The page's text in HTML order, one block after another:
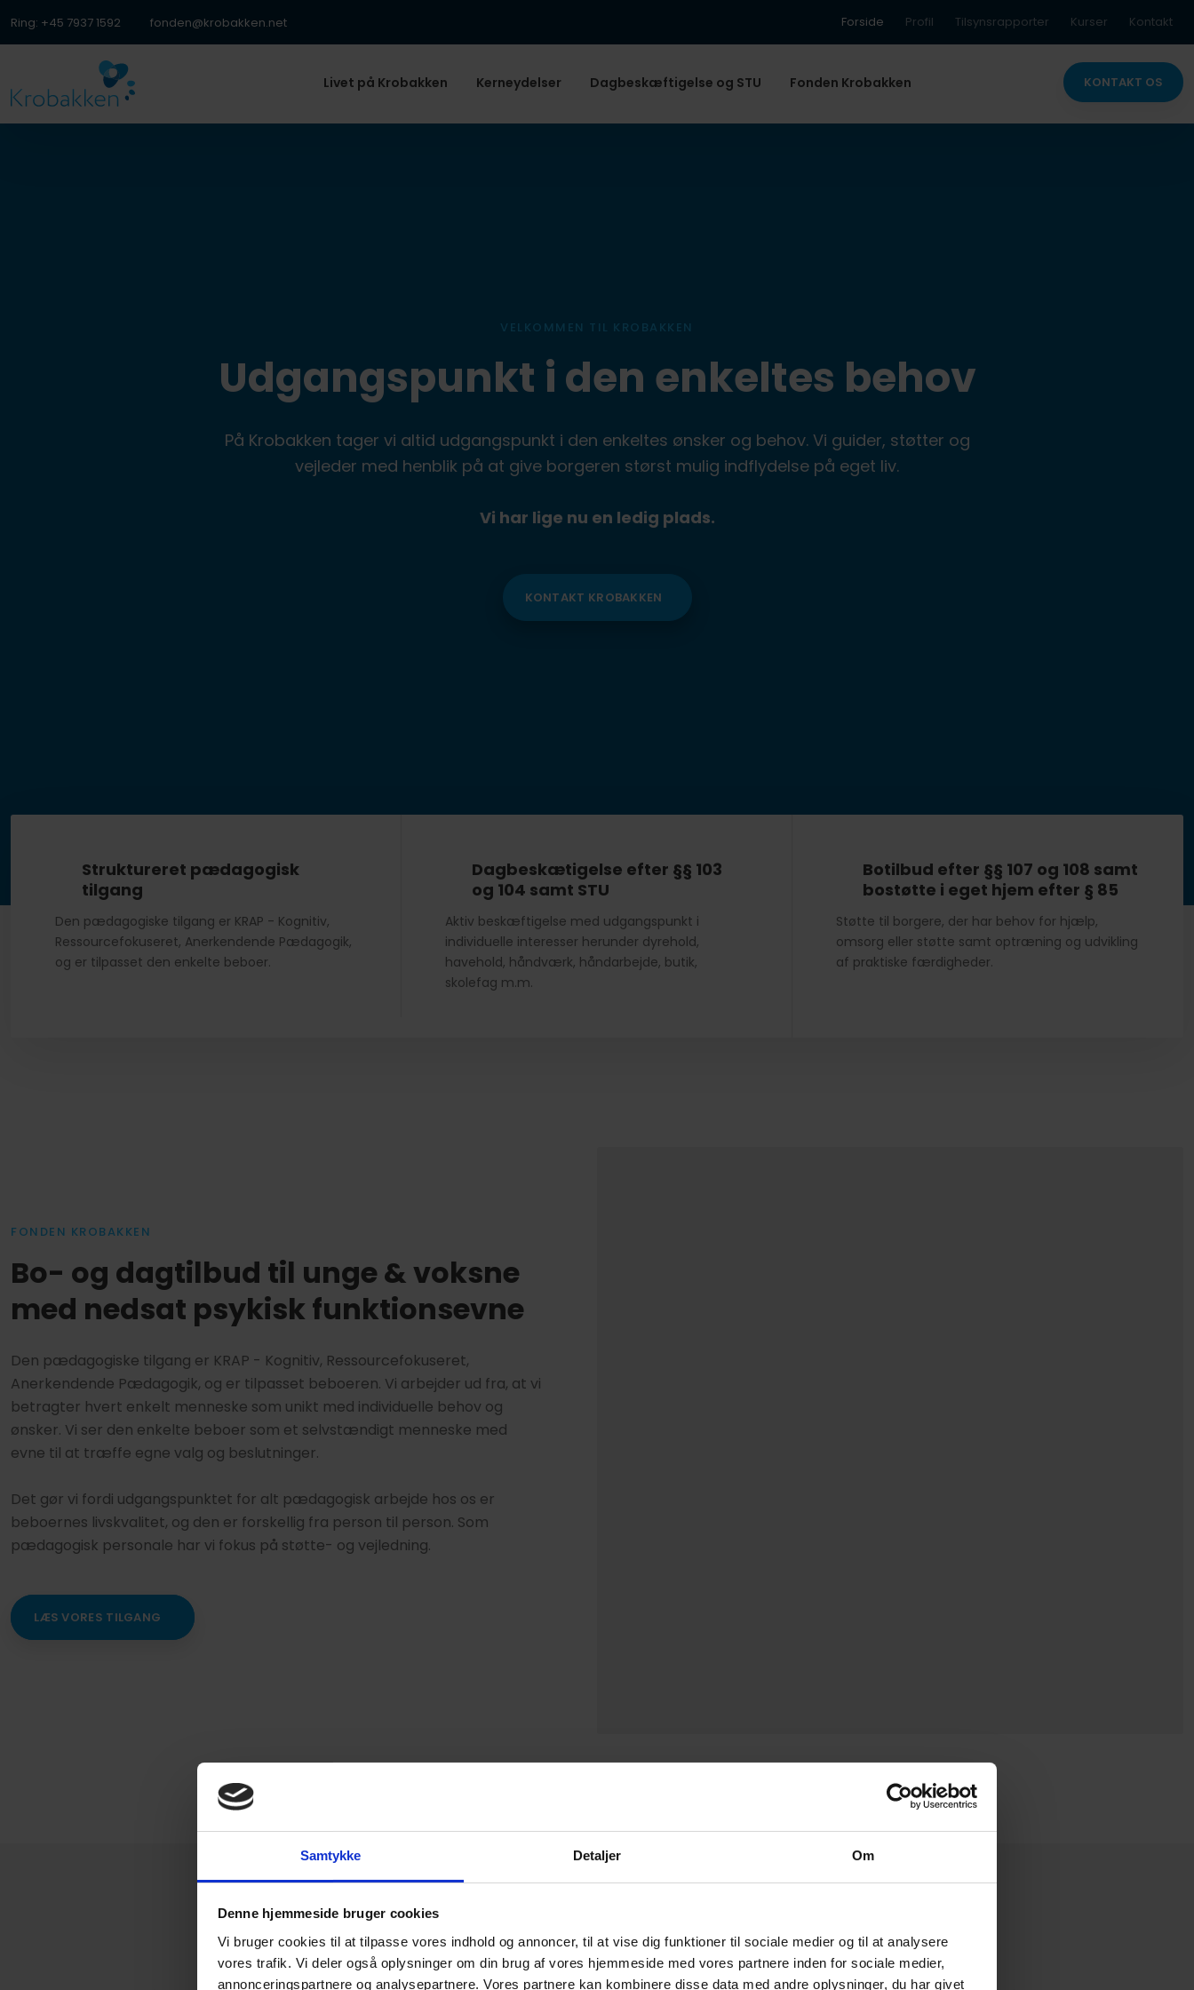
Samtykke Detaljer Om
Denne hjemmeside bruger cookies
Vi bruger cookies til at tilpasse vores indhold og annoncer, til at vise dig funktioner til sociale medier og til at analysere
vores trafik. Vi deler også oplysninger om din brug af vores hjemmeside med vores partnere inden for sociale medier,
annonceringspartnere og analysepartnere. Vores partnere kan kombinere disse data med andre oplysninger, du har givet
Ring: +45 7937 1592 fonden@krobakken.net Forside Profil Tilsynsrapporter Kurser Kontakt
Livet på Krobakken Kerneydelser Dagbeskæftigelse og STU Fonden Krobakken KONTAKT OS​
VELKOMMEN TIL KROBAKKEN
Udgangspunkt i den enkeltes behov
På Krobakken tager vi altid udgangspunkt i den enkeltes ønsker og behov. Vi guider, støtter og
vejleder med henblik på at give borgeren størst mulig indflydelse på eget liv.
Vi har lige nu en ledig plads.
KONTAKT KROBAKKEN
Struktureret pædagogisk
tilgang
Den pædagogiske tilgang er KRAP - Kognitiv,
Ressourcefokuseret, Anerkendende Pædagogik,
og er tilpasset den enkelte beboer.
Dagbeskætigelse efter §§ 103
og 104 samt STU
Aktiv beskæftigelse med udgangspunkt i
individuelle interesser herunder dyrehold,
havehold, håndværk, håndarbejde, butik,
skolefag m.m.
Botilbud efter §§ 107 og 108 samt
bostøtte i eget hjem efter § 85
​​Støtte til borgere, der har behov for hjælp,
omsorg eller støtte samt optræning og udvikling
af praktiske færdigheder.
FONDEN KROBAKKEN
Bo- og dagtilbud til unge & voksne
med nedsat psykisk funktionsevne
​Den pædagogiske tilgang er KRAP - Kognitiv, Ressourcefokuseret,
Anerkendende Pædagogik, og er tilpasset beboeren. Vi arbejder ud fra, at vi
betragter hvert enkelt menneske som unikt med individuelle behov og
ønsker. Vi ser den enkelte beboer som et selvstændigt menneske med
evne til at træffe egne valg og beslutninger.
Det gør vi fordi udgangspunktet for alt pædagogisk arbejde hos os er
beboernes livskvalitet, og den er forskellig fra person til person. Som
pædagogisk personale har vi fokus på støtte- og vejledning.
LÆS VORES TILGANG